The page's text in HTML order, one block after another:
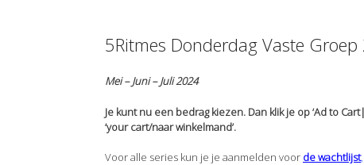
5Ritmes Donderdag Vaste
Mei – Juni – Juli 2024
Je kunt nu een bedrag kiezen. Dan klik je op ‘Ad to
‘your cart/naar winkelmand’.
Voor alle series kun je je aanmelden voor de wachtlijst,